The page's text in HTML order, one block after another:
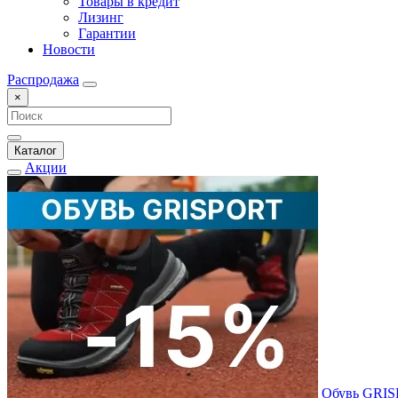
Лизинг
Гарантии
Новости
Распродажа
×
Каталог
Акции
Обувь